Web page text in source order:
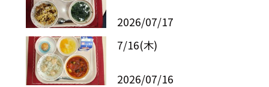
2026/07/17
7/16(木)
2026/07/16